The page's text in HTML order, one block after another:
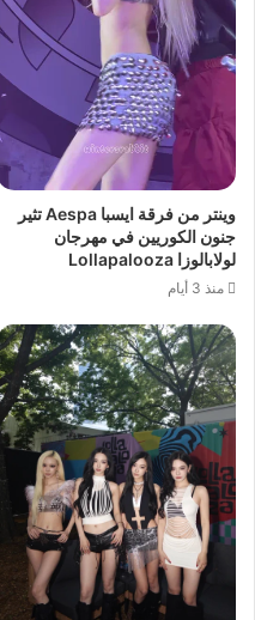
وينتر من فرقة ايسبا Aespa تثير
جنون الكوريين في مهرجان
لولابالوزا Lollapalooza
منذ 3 أيام